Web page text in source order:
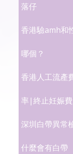
落仔
香港驗amh和
哪個？
香港人工流產
率|終止妊娠
深圳白帶異常
什麼會有白帶